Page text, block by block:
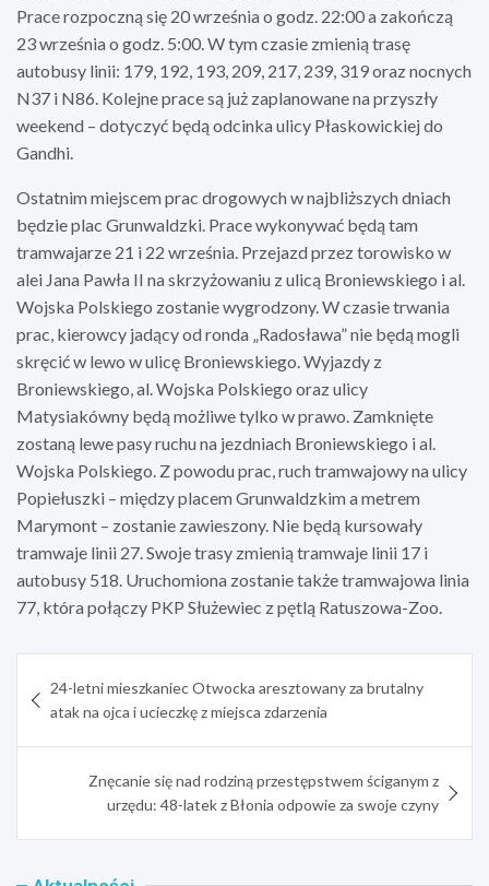
Prace rozpoczną się 20 września o godz. 22:00 a zakończą
23 września o godz. 5:00. W tym czasie zmienią trasę
autobusy linii: 179, 192, 193, 209, 217, 239, 319 oraz nocnych
N37 i N86. Kolejne prace są już zaplanowane na przyszły
weekend – dotyczyć będą odcinka ulicy Płaskowickiej do
Gandhi.
Ostatnim miejscem prac drogowych w najbliższych dniach
będzie plac Grunwaldzki. Prace wykonywać będą tam
tramwajarze 21 i 22 września. Przejazd przez torowisko w
alei Jana Pawła II na skrzyżowaniu z ulicą Broniewskiego i al.
Wojska Polskiego zostanie wygrodzony. W czasie trwania
prac, kierowcy jadący od ronda „Radosława” nie będą mogli
skręcić w lewo w ulicę Broniewskiego. Wyjazdy z
Broniewskiego, al. Wojska Polskiego oraz ulicy
Matysiakówny będą możliwe tylko w prawo. Zamknięte
zostaną lewe pasy ruchu na jezdniach Broniewskiego i al.
Wojska Polskiego. Z powodu prac, ruch tramwajowy na ulicy
Popiełuszki – między placem Grunwaldzkim a metrem
Marymont – zostanie zawieszony. Nie będą kursowały
tramwaje linii 27. Swoje trasy zmienią tramwaje linii 17 i
autobusy 518. Uruchomiona zostanie także tramwajowa linia
77, która połączy PKP Służewiec z pętlą Ratuszowa-Zoo.
wpisu
24-letni mieszkaniec Otwocka aresztowany za brutalny
atak na ojca i ucieczkę z miejsca zdarzenia
Znęcanie się nad rodziną przestępstwem ściganym z
urzędu: 48-latek z Błonia odpowie za swoje czyny